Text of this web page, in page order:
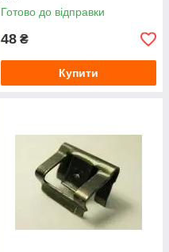
Готово до відправки
48 ₴
Купити